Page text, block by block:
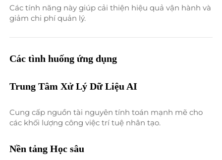
Các tính năng này giúp cải thiện hiệu quả vận hành và
giảm chi phí quản lý.
Các tình huống ứng dụng
Trung Tâm Xử Lý Dữ Liệu AI
Cung cấp nguồn tài nguyên tính toán mạnh mẽ cho
các khối lượng công việc trí tuệ nhân tạo.
Nền tảng Học sâu